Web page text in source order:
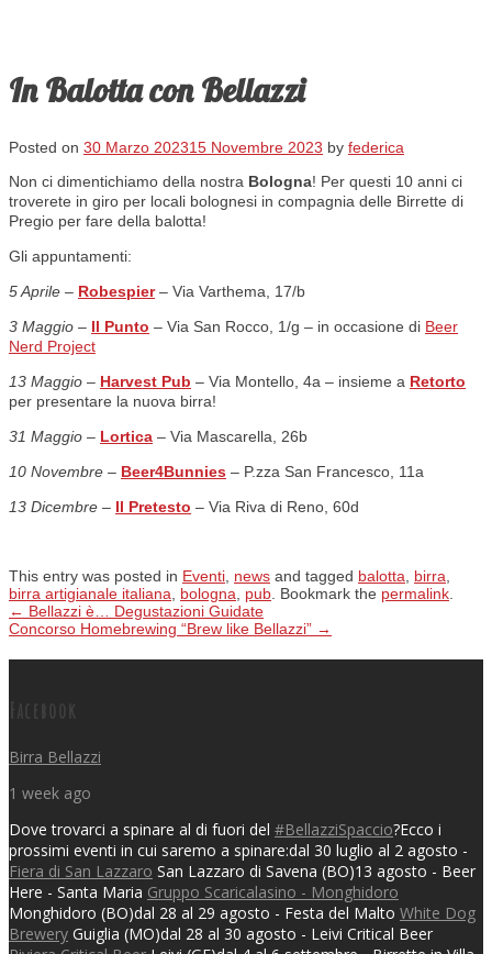
In Balotta con Bellazzi
Posted on 30 Marzo 202315 Novembre 2023 by federica
Non ci dimentichiamo della nostra Bologna! Per questi 10 anni ci
troverete in giro per locali bolognesi in compagnia delle Birrette di
Pregio per fare della balotta!
Gli appuntamenti:
5 Aprile – Robespier – Via Varthema, 17/b
3 Maggio – Il Punto – Via San Rocco, 1/g – in occasione di Beer
Nerd Project
13 Maggio – Harvest Pub – Via Montello, 4a – insieme a Retorto
per presentare la nuova birra!
31 Maggio – Lortica – Via Mascarella, 26b
10 Novembre – Beer4Bunnies – P.zza San Francesco, 11a
13 Dicembre – Il Pretesto – Via Riva di Reno, 60d
This entry was posted in Eventi news and tagged balotta birra
birra artigianale italiana
bologna pub . Bookmark the permalink
Post navigation
← Bellazzi è… Degustazioni Guidate
Concorso Homebrewing “Brew like Bellazzi” →
Facebook
Birra Bellazzi
1 week ago
Dove trovarci a spinare al di fuori del #BellazziSpaccio?Ecco i
prossimi eventi in cui saremo a spinare:dal 30 luglio al 2 agosto -
Fiera di San Lazzaro San Lazzaro di Savena (BO)13 agosto - Beer
Here - Santa Maria Gruppo Scaricalasino - Monghidoro
Monghidoro (BO)dal 28 al 29 agosto - Festa del Malto White Dog
Brewery Guiglia (MO)dal 28 al 30 agosto - Leivi Critical Beer